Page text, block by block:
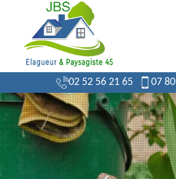
02 52 56 21 65 07